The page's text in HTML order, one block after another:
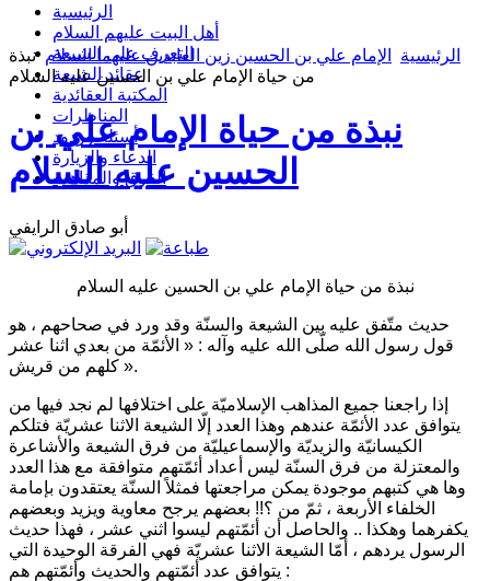
الرئيسية
أهل البيت عليهم السلام
التعرف على الشيعة
عقائد الشيعة
المكتبة العقائدية
المناظرات
أسئلة وردود
الدعاء والزيارة
الفرق والمذاهب
الرئيسية الإمام علي بن الحسين زين العابدين عليهما السلام نبذة
من حياة الإمام علي بن الحسين عليه السلام
نبذة من حياة الإمام علي بن
الحسين عليه السلام
أبو صادق الرايفي
نبذة من حياة الإمام علي بن الحسين عليه السلام
حديث متّفق عليه بين الشيعة والسنّة وقد ورد في صحاحهم ، هو
قول رسول الله صلّى الله عليه وآله : « الأئمّة من بعدي اثنا عشر
كلهم من قريش ».
إذا راجعنا جميع المذاهب الإسلاميّة على اختلافها لم نجد فيها من
يتوافق عدد الأئمّة عندهم وهذا العدد إلّا الشيعة الاثنا عشريّة فتلكم
الكيسانيّة والزيديّة والإسماعيليّة من فرق الشيعة والأشاعرة
والمعتزلة من فرق السنّة ليس أعداد أئمّتهم متوافقة مع هذا العدد
وها هي كتبهم موجودة يمكن مراجعتها فمثلاً السنّة يعتقدون بإمامة
الخلفاء الأربعة ، ثمّ من ؟!! بعضهم يرجح معاوية ويزيد وبعضهم
يكفرهما وهكذا .. والحاصل أن أئمّتهم ليسوا اثني عشر ، فهذا حديث
الرسول يردهم ، أمّا الشيعة الاثنا عشريّة فهي الفرقة الوحيدة التي
يتوافق عدد أئمّتهم والحديث وأئمّتهم هم :